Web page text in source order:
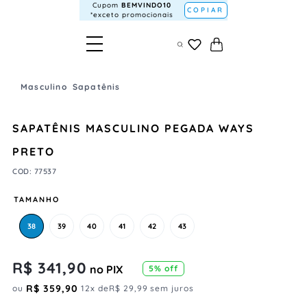
Cupom BEMVINDO10
*exceto promocionais
COPIAR
Masculino Sapatênis
SAPATÊNIS MASCULINO PEGADA WAYS
PRETO
COD: 77537
TAMANHO
38 39 40 41 42 43
R$ 341,90 no PIX 5% off
ou R$ 359,90 12x deR$ 29,99 sem juros